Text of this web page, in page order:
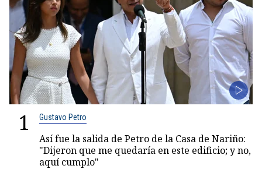
1 Gustavo Petro
Así fue la salida de Petro de la Casa de Nariño:
"Dijeron que me quedaría en este edificio; y no,
aquí cumplo"